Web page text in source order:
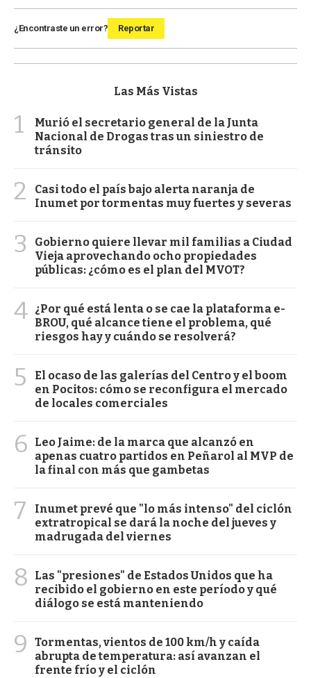
¿Encontraste un error? Reportar
Las Más Vistas
1
Murió el secretario general de la Junta
Nacional de Drogas tras un siniestro de
tránsito
2
Casi todo el país bajo alerta naranja de
Inumet por tormentas muy fuertes y severas
3
Gobierno quiere llevar mil familias a Ciudad
Vieja aprovechando ocho propiedades
públicas: ¿cómo es el plan del MVOT?
4 ¿Por qué está lenta o se cae la plataforma e-
BROU, qué alcance tiene el problema, qué
riesgos hay y cuándo se resolverá?
5
El ocaso de las galerías del Centro y el boom
en Pocitos: cómo se reconfigura el mercado
de locales comerciales
6
Leo Jaime: de la marca que alcanzó en
apenas cuatro partidos en Peñarol al MVP de
la final con más que gambetas
7
Inumet prevé que "lo más intenso" del ciclón
extratropical se dará la noche del jueves y
madrugada del viernes
8
Las "presiones" de Estados Unidos que ha
recibido el gobierno en este período y qué
diálogo se está manteniendo
9
Tormentas, vientos de 100 km/h y caída
abrupta de temperatura: así avanzan el
frente frío y el ciclón